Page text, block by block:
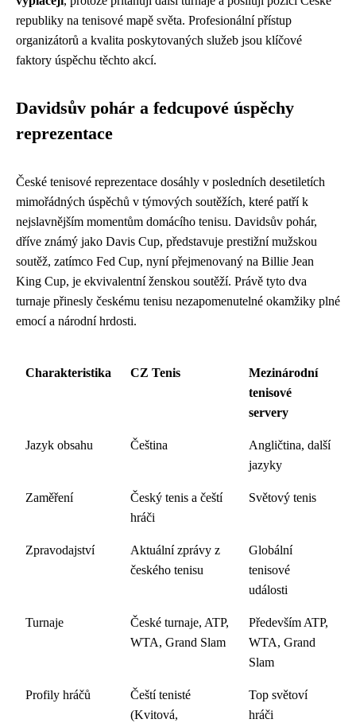
republiky na tenisové mapě světa. Profesionální přístup
organizátorů a kvalita poskytovaných služeb jsou klíčové
faktory úspěchu těchto akcí.
Davidsův pohár a fedcupové úspěchy
reprezentace
České tenisové reprezentace dosáhly v posledních desetiletích
mimořádných úspěchů v týmových soutěžích, které patří k
nejslavnějším momentům domácího tenisu. Davidsův pohár,
dříve známý jako Davis Cup, představuje prestižní mužskou
soutěž, zatímco Fed Cup, nyní přejmenovaný na Billie Jean
King Cup, je ekvivalentní ženskou soutěží. Právě tyto dva
turnaje přinesly českému tenisu nezapomenutelné okamžiky plné
emocí a národní hrdosti.
Charakteristika CZ Tenis
Mezinárodní
tenisové
servery
Jazyk obsahu Čeština
Angličtina, další
jazyky
Zaměření
Český tenis a čeští
hráči
Světový tenis
Zpravodajství
Aktuální zprávy z
českého tenisu
Globální
tenisové
události
Turnaje
České turnaje, ATP,
WTA, Grand Slam
Především ATP,
WTA, Grand
Slam
Profily hráčů
Čeští tenisté
(Kvitová,
Top světoví
hráči